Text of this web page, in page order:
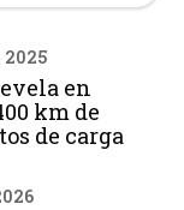
2025
en
km de
de carga